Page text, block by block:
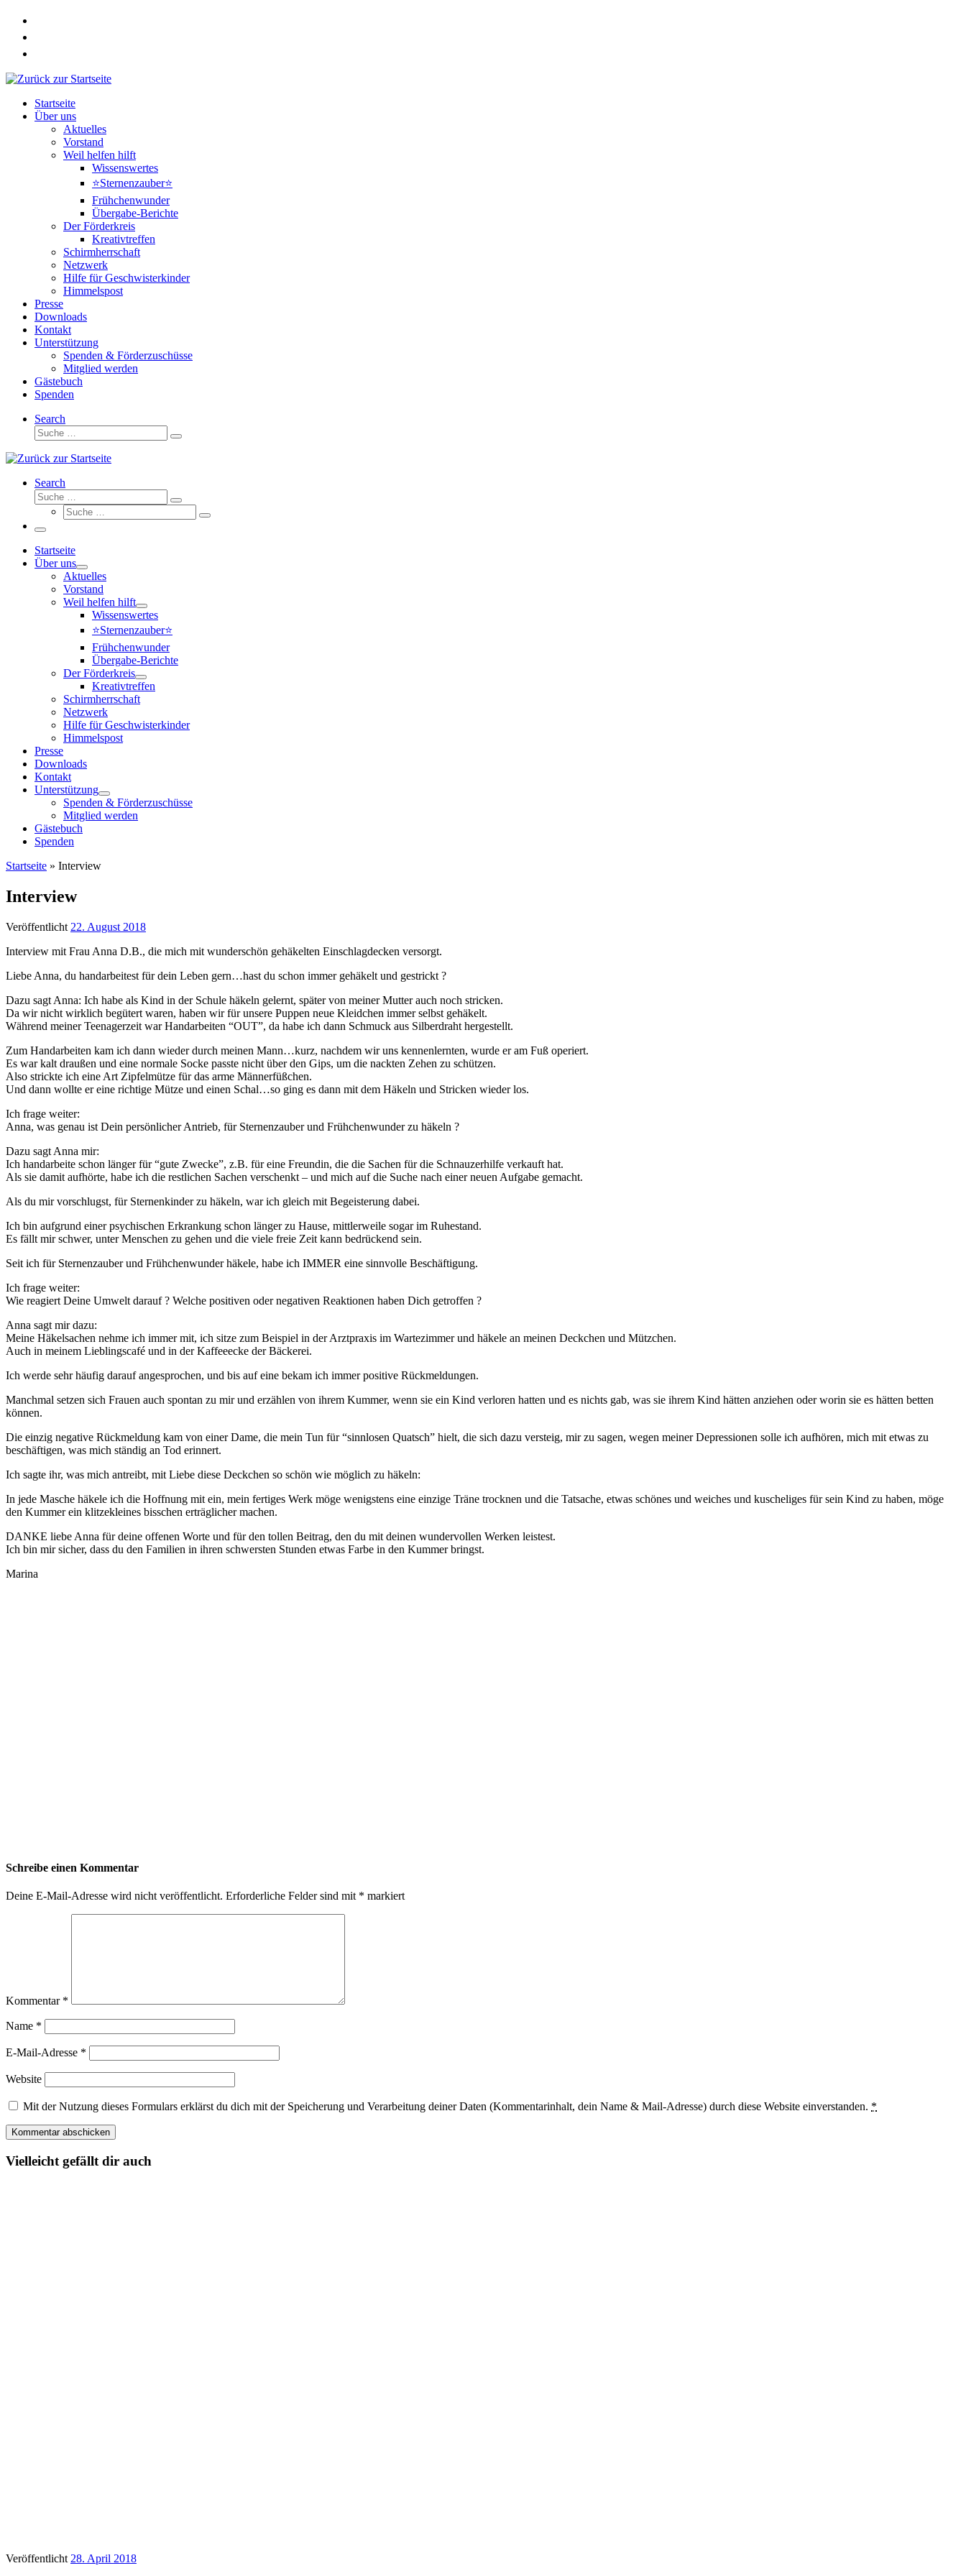
Zum
springen
Startseite
Über uns
Aktuelles
Vorstand
Weil helfen hilft
Wissenswertes
⭐Sternenzauber⭐
Frühchenwunder
Übergabe-Berichte
Der Förderkreis
Kreativtreffen
Schirmherrschaft
Netzwerk
Hilfe für Geschwisterkinder
Himmelspost
Presse
Downloads
Kontakt
Unterstützung
Spenden & Förderzuschüsse
Mitglied werden
Gästebuch
Spenden
Search
Suche
Suche
Search
Suche
Suche
Suche
Suche
Menü
Startseite
Über uns
Aktuelles
Vorstand
Weil helfen hilft
Wissenswertes
⭐Sternenzauber⭐
Frühchenwunder
Übergabe-Berichte
Der Förderkreis
Kreativtreffen
Schirmherrschaft
Netzwerk
Hilfe für Geschwisterkinder
Himmelspost
Presse
Downloads
Kontakt
Unterstützung
Spenden & Förderzuschüsse
Mitglied werden
Gästebuch
Spenden
Startseite » Interview
Interview
Veröffentlicht 22. August 2018
Interview mit Frau Anna D.B., die mich mit wunderschön gehäkelten Einschlagdecken versorgt.
Liebe Anna, du handarbeitest für dein Leben gern…hast du schon immer gehäkelt und gestrickt ?
Dazu sagt Anna: Ich habe als Kind in der Schule häkeln gelernt, später von meiner Mutter auch noch stricken.
Da wir nicht wirklich begütert waren, haben wir für unsere Puppen neue Kleidchen immer selbst gehäkelt.
Während meiner Teenagerzeit war Handarbeiten “OUT”, da habe ich dann Schmuck aus Silberdraht hergestellt.
Zum Handarbeiten kam ich dann wieder durch meinen Mann…kurz, nachdem wir uns kennenlernten, wurde er am Fuß operiert.
Es war kalt draußen und eine normale Socke passte nicht über den Gips, um die nackten Zehen zu schützen.
Also strickte ich eine Art Zipfelmütze für das arme Männerfüßchen.
Und dann wollte er eine richtige Mütze und einen Schal…so ging es dann mit dem Häkeln und Stricken wieder los.
Ich frage weiter:
Anna, was genau ist Dein persönlicher Antrieb, für Sternenzauber und Frühchenwunder zu häkeln ?
Dazu sagt Anna mir:
Ich handarbeite schon länger für “gute Zwecke”, z.B. für eine Freundin, die die Sachen für die Schnauzerhilfe verkauft hat.
Als sie damit aufhörte, habe ich die restlichen Sachen verschenkt – und mich auf die Suche nach einer neuen Aufgabe gemacht.
Als du mir vorschlugst, für Sternenkinder zu häkeln, war ich gleich mit Begeisterung dabei.
Ich bin aufgrund einer psychischen Erkrankung schon länger zu Hause, mittlerweile sogar im Ruhestand.
Es fällt mir schwer, unter Menschen zu gehen und die viele freie Zeit kann bedrückend sein.
Seit ich für Sternenzauber und Frühchenwunder häkele, habe ich IMMER eine sinnvolle Beschäftigung.
Ich frage weiter:
Wie reagiert Deine Umwelt darauf ? Welche positiven oder negativen Reaktionen haben Dich getroffen ?
Anna sagt mir dazu:
Meine Häkelsachen nehme ich immer mit, ich sitze zum Beispiel in der Arztpraxis im Wartezimmer und häkele an meinen Deckchen und Mützchen.
Auch in meinem Lieblingscafé und in der Kaffeeecke der Bäckerei.
Ich werde sehr häufig darauf angesprochen, und bis auf eine bekam ich immer positive Rückmeldungen.
Manchmal setzen sich Frauen auch spontan zu mir und erzählen von ihrem Kummer, wenn sie ein Kind verloren hatten und es nichts gab, was sie ihrem Kind hätten anziehen oder worin sie es hätten betten
können.
Die einzig negative Rückmeldung kam von einer Dame, die mein Tun für “sinnlosen Quatsch” hielt, die sich dazu versteig, mir zu sagen, wegen meiner Depressionen solle ich aufhören, mich mit etwas zu
beschäftigen, was mich ständig an Tod erinnert.
Ich sagte ihr, was mich antreibt, mit Liebe diese Deckchen so schön wie möglich zu häkeln:
In jede Masche häkele ich die Hoffnung mit ein, mein fertiges Werk möge wenigstens eine einzige Träne trocknen und die Tatsache, etwas schönes und weiches und kuscheliges für sein Kind zu haben, möge
den Kummer ein klitzekleines bisschen erträglicher machen.
DANKE liebe Anna für deine offenen Worte und für den tollen Beitrag, den du mit deinen wundervollen Werken leistest.
Ich bin mir sicher, dass du den Familien in ihren schwersten Stunden etwas Farbe in den Kummer bringst.
Marina
Schreibe einen Kommentar
Deine E-Mail-Adresse wird nicht veröffentlicht. Erforderliche Felder sind mit * markiert
Kommentar *
Name *
E-Mail-Adresse *
Website
Mit der Nutzung dieses Formulars erklärst du dich mit der Speicherung und Verarbeitung deiner Daten (Kommentarinhalt, dein Name & Mail-Adresse) durch diese Website einverstanden. *
Vielleicht gefällt dir auch
Veröffentlicht 28. April 2018